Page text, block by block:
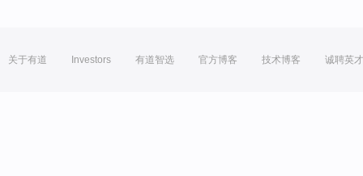
关于有道 Investors 有道智选 官方博客 技术博客 诚聘英才